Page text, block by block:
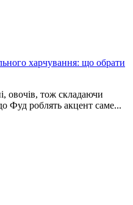
харчування: що обрати
овочів, тож складаючи
Фуд роблять акцент саме...